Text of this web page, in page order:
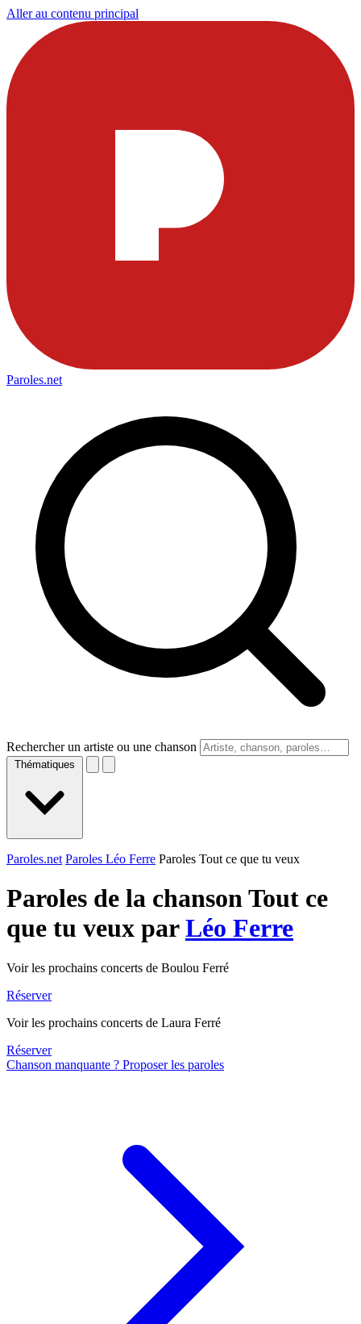
Aller au contenu principal
Paroles.net
Rechercher un artiste ou une chanson
Thématiques
Paroles.net Paroles Léo Ferre Paroles Tout ce que tu veux
Paroles de la chanson Tout ce
que tu veux parLéo Ferre
Voir les prochains concerts de Boulou Ferré
Réserver
Voir les prochains concerts de Laura Ferré
Réserver
Chanson manquante ? Proposer les paroles